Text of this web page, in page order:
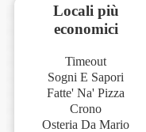
Locali più
economici
Timeout
Sogni E Sapori
Fatte' Na' Pizza
Crono
Osteria Da Mario